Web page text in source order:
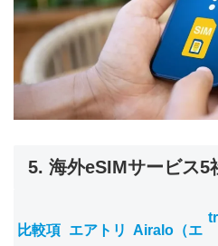
5. 海外eSIMサービス5
比較項 エアトリ Airalo（エ